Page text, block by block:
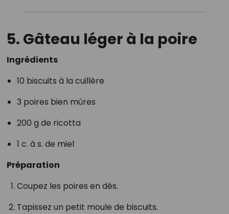
5. Gâteau léger à la poire
Ingrédients
10 biscuits à la cuillère
3 poires bien mûres
200 g de ricotta
1 c. à s. de miel
Préparation
Coupez les poires en dés.
Tapissez un petit moule de biscuits.